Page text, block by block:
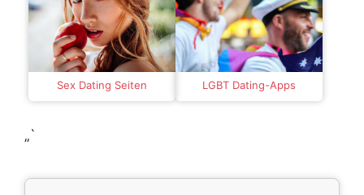
Sex Dating Seiten LGBT Dating-Apps
„`